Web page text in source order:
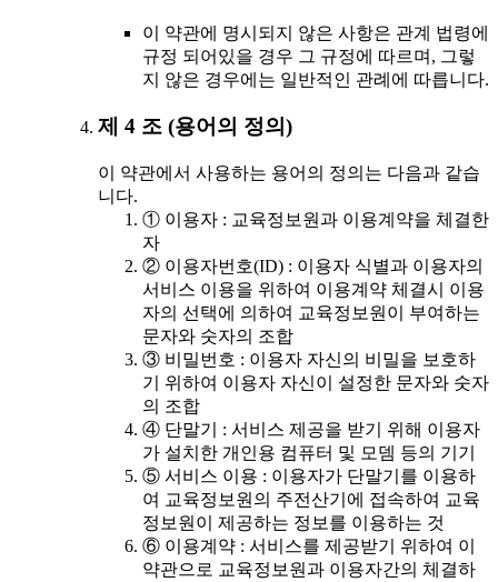
이 약관에 명시되지 않은 사항은 관계 법령에
규정 되어있을 경우 그 규정에 따르며, 그렇
지 않은 경우에는 일반적인 관례에 따릅니다.
제 4 조 (용어의 정의)
이 약관에서 사용하는 용어의 정의는 다음과 같습
니다.
① 이용자 : 교육정보원과 이용계약을 체결한
자
② 이용자번호(ID) : 이용자 식별과 이용자의
서비스 이용을 위하여 이용계약 체결시 이용
자의 선택에 의하여 교육정보원이 부여하는
문자와 숫자의 조합
③ 비밀번호 : 이용자 자신의 비밀을 보호하
기 위하여 이용자 자신이 설정한 문자와 숫자
의 조합
④ 단말기 : 서비스 제공을 받기 위해 이용자
가 설치한 개인용 컴퓨터 및 모뎀 등의 기기
⑤ 서비스 이용 : 이용자가 단말기를 이용하
여 교육정보원의 주전산기에 접속하여 교육
정보원이 제공하는 정보를 이용하는 것
⑥ 이용계약 : 서비스를 제공받기 위하여 이
약관으로 교육정보원과 이용자간의 체결하